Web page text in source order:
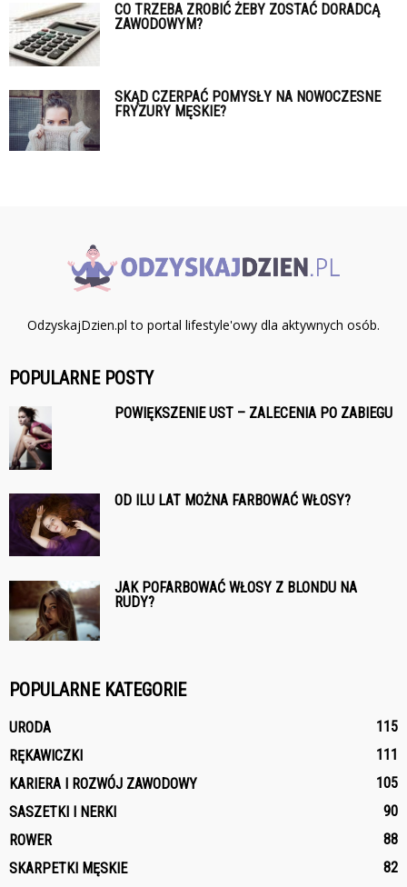
CO TRZEBA ZROBIĆ ŻEBY ZOSTAĆ DORADCĄ
ZAWODOWYM?
SKĄD CZERPAĆ POMYSŁY NA NOWOCZESNE
FRYZURY MĘSKIE?
OdzyskajDzien.pl to portal lifestyle'owy dla aktywnych osób.
POPULARNE POSTY
POWIĘKSZENIE UST – ZALECENIA PO ZABIEGU
OD ILU LAT MOŻNA FARBOWAĆ WŁOSY?
JAK POFARBOWAĆ WŁOSY Z BLONDU NA
RUDY?
POPULARNE KATEGORIE
URODA
115
RĘKAWICZKI
111
KARIERA I ROZWÓJ ZAWODOWY
105
SASZETKI I NERKI
90
ROWER
88
SKARPETKI MĘSKIE
82